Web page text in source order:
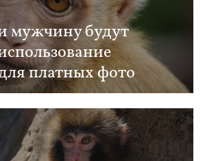
мужчину будут
платных фото